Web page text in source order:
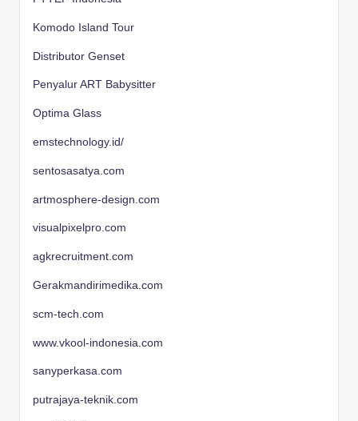
Komodo Island Tour
Distributor Genset
Penyalur ART Babysitter
Optima Glass
emstechnology.id/
sentosasatya.com
artmosphere-design.com
visualpixelpro.com
agkrecruitment.com
Gerakmandirimedika.com
scm-tech.com
www.vkool-indonesia.com
sanyperkasa.com
putrajaya-teknik.com